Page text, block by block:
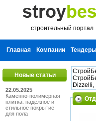
строительный портал
Главная Компании Тендеры
Новые статьи
22.05.2025
Каменно-полимерная
плитка: надежное и
стильное покрытие
для пола
Dizzelli,